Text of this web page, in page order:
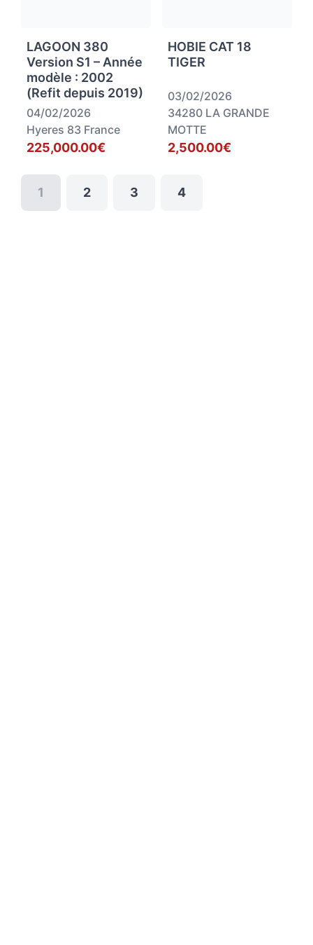
LAGOON 380
Version S1 – Année
modèle : 2002
(Refit depuis 2019)
04/02/2026
Hyeres 83 France
225,000.00€
HOBIE CAT 18
TIGER
03/02/2026
34280 LA GRANDE
MOTTE
2,500.00€
1 2 3 4